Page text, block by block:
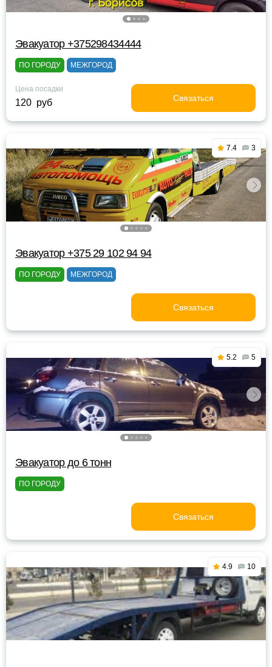
Эвакуатор +375298434444
ПО ГОРОДУ МЕЖГОРОД
Цена посадки
120 руб Связаться
7.4 3
Эвакуатор +375 29 102 94 94
ПО ГОРОДУ МЕЖГОРОД
Связаться
5.2 5
Эвакуатор до 6 тонн
ПО ГОРОДУ
Связаться
4.9 10